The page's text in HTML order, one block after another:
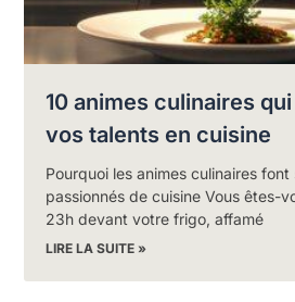
10 animes culinaires
vos talents en cuisine
Pourquoi les animes culinaires font
passionnés de cuisine Vous êtes-
23h devant votre frigo, affamé
LIRE LA SUITE »